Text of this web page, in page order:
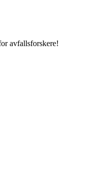
avfallsforskere!